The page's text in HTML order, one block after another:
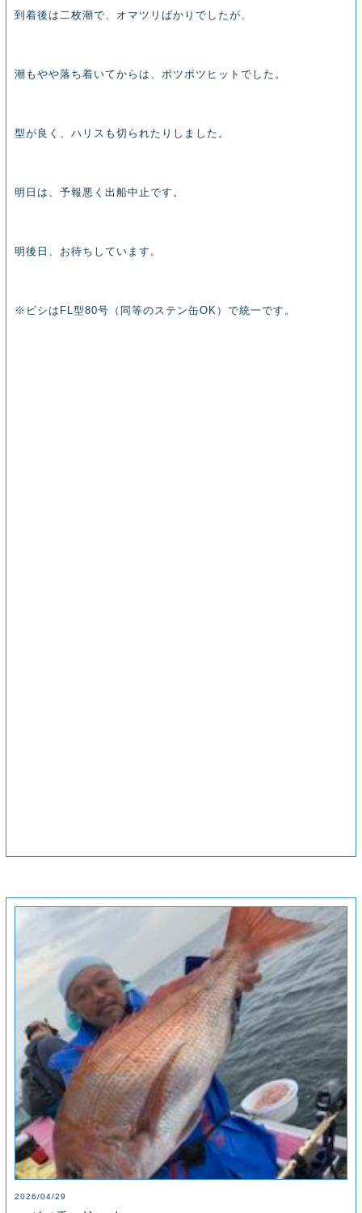
到着後は二枚潮で、オマツリばかりでしたが、
潮もやや落ち着いてからは、ポツポツヒットでした。
型が良く、ハリスも切られたりしました。
明日は、予報悪く出船中止です。
明後日、お待ちしています。
※ビシはFL型80号（同等のステン缶OK）で統一です。
2026/04/29